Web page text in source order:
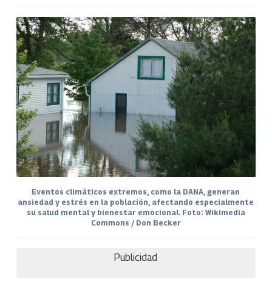
Eventos climáticos extremos, como la DANA, generan
ansiedad y estrés en la población, afectando especialmente
su salud mental y bienestar emocional. Foto: Wikimedia
Commons / Don Becker
Publicidad